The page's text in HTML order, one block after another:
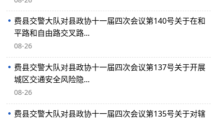
费县交警大队对县政协十一届四次会议第140号关于在和
平路和自由路交叉路...
08-26
费县交警大队对县政协十一届四次会议第137号关于开展
城区交通安全风险隐...
08-26
费县交警大队对县政协十一届四次会议第135号关于对辖